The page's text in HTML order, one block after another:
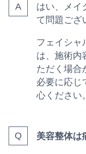
はい、メイ
て問題ござ
フェイシャ
は、施術内
ただく場合
必要に応じ
心ください。
美容整体は